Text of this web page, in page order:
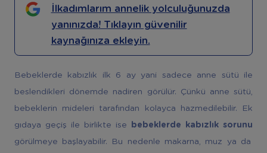
İlkadımlarım annelik yolculuğunuzda
yanınızda! Tıklayın güvenilir
kaynağınıza ekleyin.
Bebeklerde kabızlık ilk 6 ay yani sadece anne sütü ile
beslendikleri dönemde nadiren görülür. Çünkü anne sütü,
bebeklerin mideleri tarafından kolayca hazmedilebilir. Ek
gıdaya geçiş ile birlikte ise
bebeklerde kabızlık sorunu
görülmeye başlayabilir. Bu nedenle makarna, muz ya da